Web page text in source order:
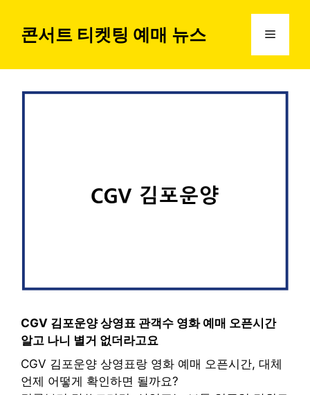
콘서트 티켓팅 예매 뉴스 메
CGV 김포운양 상영표 관객수 영화 예매 오픈시간
알고 나니 별거 없더라고요
CGV 김포운양 상영표랑 영화 예매 오픈시간, 대체
언제 어떻게 확인하면 될까요?